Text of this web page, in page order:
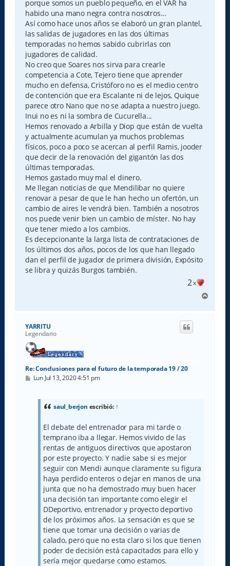
porque somos un pueblo pequeño, en el VAR ha
habido una mano negra contra nosotros...
Así como hace unos años se elaboró un gran plantel,
las salidas de jugadores en las dos últimas
temporadas no hemos sabido cubrirlas con
jugadores de calidad.
No creo que Soares nos sirva para crearle
competencia a Cote, Tejero tiene que aprender
mucho en defensa, Cristóforo no es el medio centro
de contención que era Escalante ni de lejos, Quique
parece otro Nano que no se adapta a nuestro juego.
Inui no es ni la sombra de Cucurella...
Hemos renovado a Arbilla y Diop que están de vuelta
y actualmente acumulan ya muchos problemas
físicos, poco a poco se acercan al perfil Ramis, jooder
que decir de la renovación del gigantón las dos
últimas temporadas.
Hemos gastado muy mal el dinero.
Me llegan noticias de que Mendilibar no quiere
renovar a pesar de que le han hecho un ofertón, un
cambio de aires le vendrá bien. También a nosotros
nos puede venir bien un cambio de míster. No hay
que tener miedo a los cambios.
Es decepcionante la larga lista de contrataciones de
los últimos dos años, pocos de los que han llegado
dan el perfil de jugador de primera división, Expósito
se libra y quizás Burgos también.
2x
r
YARRITU
Legendario
Re: Conclusiones para el futuro de la temporada 19 / 20
M
Lun Jul 13, 2020 4:51 pm
saul_berjon escribió: ↑
El debate del entrenador para mi tarde o
temprano iba a llegar. Hemos vivido de las
rentas de antiguos directivos que apostaron
por este proyecto. Y nadie sabe si es mejor
seguir con Mendi aunque claramente su figura
haya perdido enteros o dejar en manos de una
junta que no ha demostrado muy buen hacer
una decisión tan importante como elegir el
DDeportivo, entrenador y proyecto deportivo
de los próximos años. La sensación es que se
tiene que tomar una decisión o varias de
calado, pero que no esta claro si los que tienen
poder de decisión está capacitados para ello y
sería mejor quedarse como estamos.